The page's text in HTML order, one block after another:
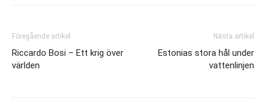
Föregående artikel
Riccardo Bosi – Ett krig över
världen
Nästa artikel
Estonias stora hål under
vattenlinjen